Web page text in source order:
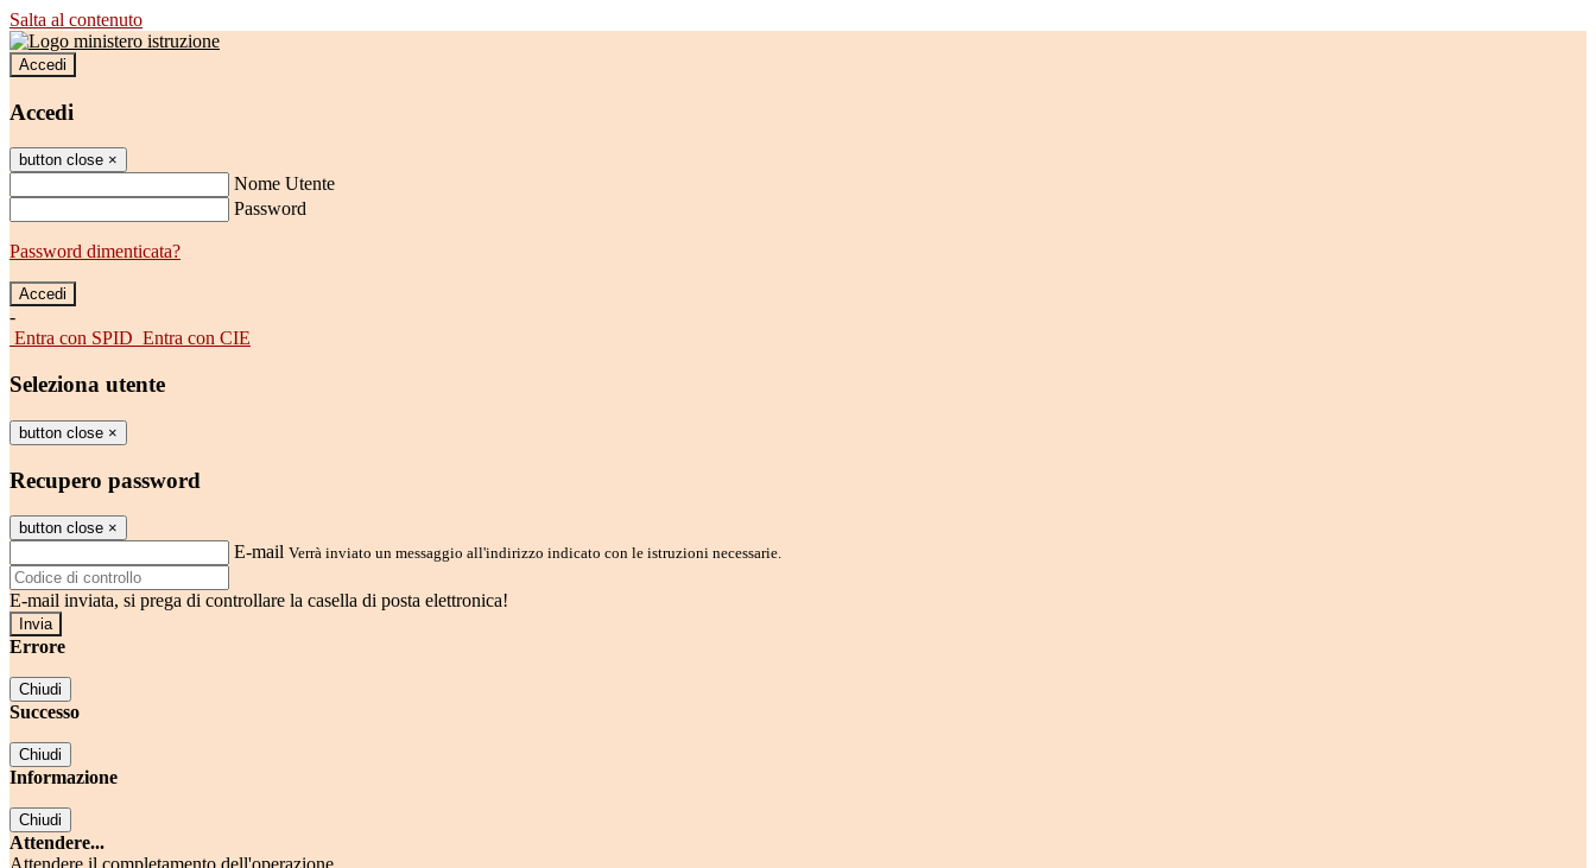
Salta al contenuto
Accedi
Accedi
button close ×
Nome Utente
Password
Password dimenticata?
-
Entra con SPID Entra con CIE
Seleziona utente
button close ×
Recupero password
button close ×
E-mail Verrà inviato un messaggio all'indirizzo indicato con le istruzioni necessarie.
E-mail inviata, si prega di controllare la casella di posta elettronica!
Errore
Chiudi
Successo
Chiudi
Informazione
Chiudi
Attendere...